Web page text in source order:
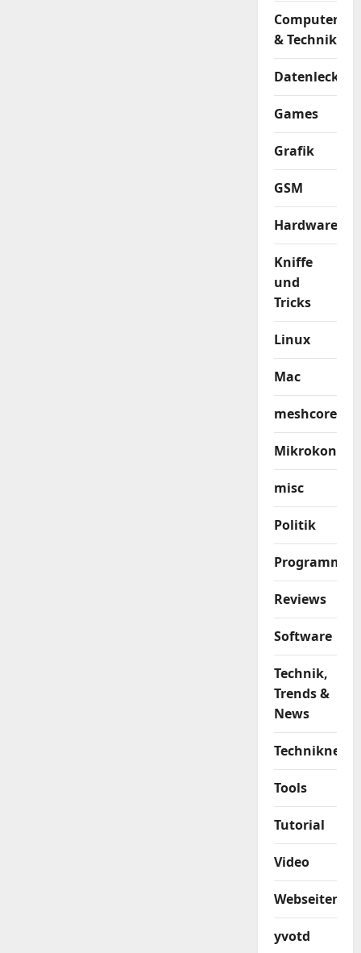
Computer
& Technik
Datenleck
Games
Grafik
GSM
Hardware
Kniffe
und
Tricks
Linux
Mac
meshcore
misc
Politik
Reviews
Software
Technik,
Trends &
News
Techniknews
Tools
Tutorial
Video
Webseiten
yvotd